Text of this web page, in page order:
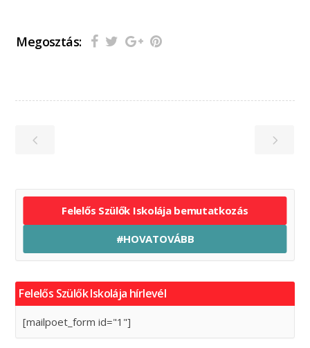
Megosztás:
Felelős Szülők Iskolája bemutatkozás
#HOVATOVÁBB
Felelős Szülők Iskolája hírlevél
[mailpoet_form id="1"]